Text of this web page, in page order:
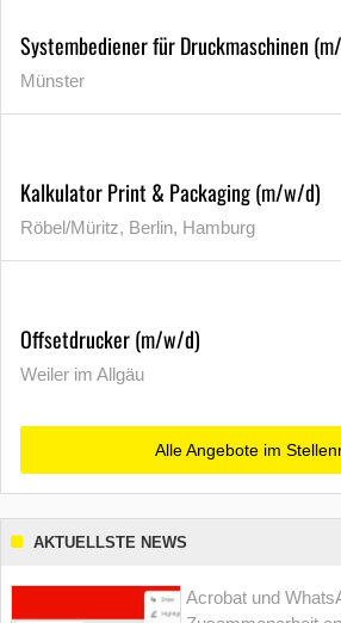
Systembediener für Druckmaschinen
Münster
Kalkulator Print & Packaging (m/w/d)
Röbel/Müritz, Berlin, Hamburg
Offsetdrucker (m/w/d)
Weiler im Allgäu
Alle Angebote im
AKTUELLSTE NEWS
Acrobat und